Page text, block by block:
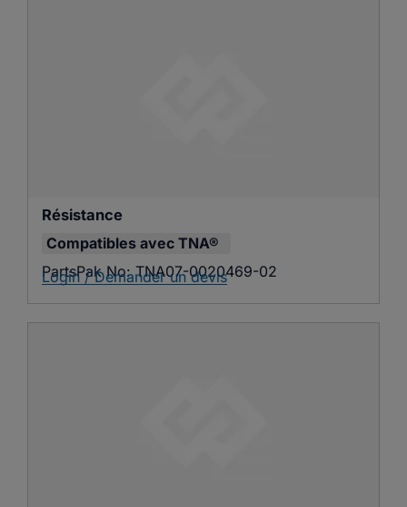
Résistance
Compatibles avec TNA®
PartsPak No:TNA07-0020469-02
Login / Demander un devis